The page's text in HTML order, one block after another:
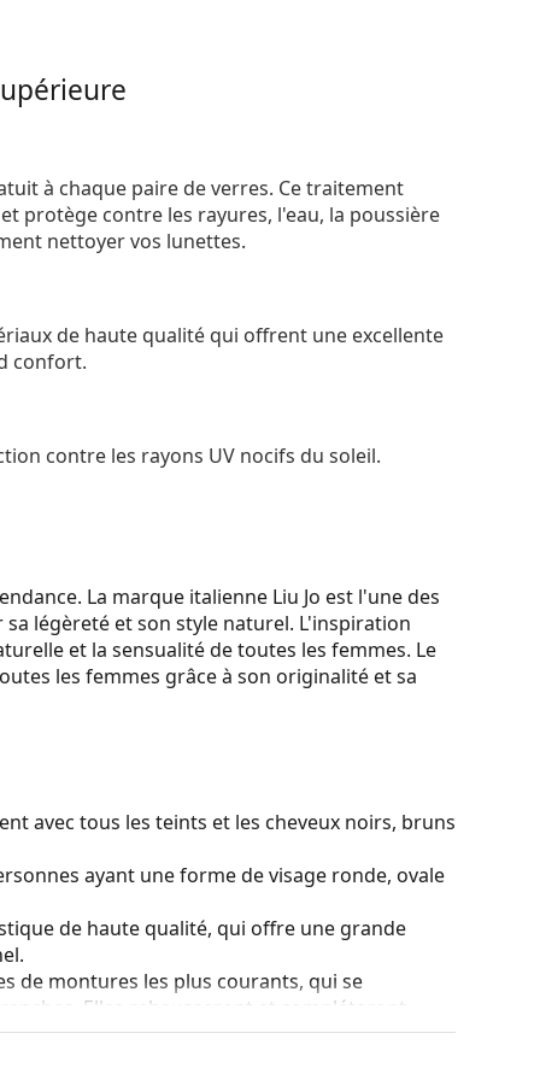
à chaque paire de verres. Ce traitement
protège contre les rayures, l'eau, la poussière
nettoyer vos lunettes.
de haute qualité qui offrent une excellente
confort.
contre les rayons UV nocifs du soleil.
La marque italienne Liu Jo est l'une des
légèreté et son style naturel. L'inspiration
et la sensualité de toutes les femmes. Le
les femmes grâce à son originalité et sa
avec tous les teints et les cheveux noirs, bruns
ayant une forme de visage ronde, ovale
de haute qualité, qui offre une grande
de montures les plus courants, qui se
Elles rehausseront et compléteront
avantages est la robustesse, la durabilité, le
leur protection contre les dommages. Ce type